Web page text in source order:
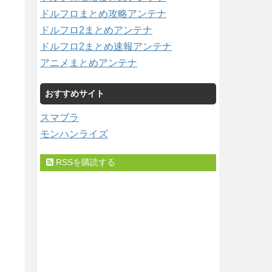
ドルフロまとめ攻略アンテナ
ドルフロ2まとめアンテナ
ドルフロ2まとめ速報アンテナ
アニメまとめアンテナ
おすすめサイト
スマブラ
モンハンライズ
RSSを購読する